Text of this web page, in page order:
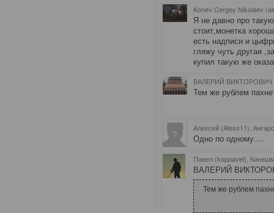
Konev Cergey Nikolaev
Я не давно про
стоит,монетка
есть надписи и
гляжу чуть другая
купил такую же
ВАЛЕРИЙ ВИКТОРОВИЧ
Тем же рублем
Алексей (Aless11),
Одно по одному....
Павел (koppavel),
ВАЛЕРИЙ
Тем же рублем